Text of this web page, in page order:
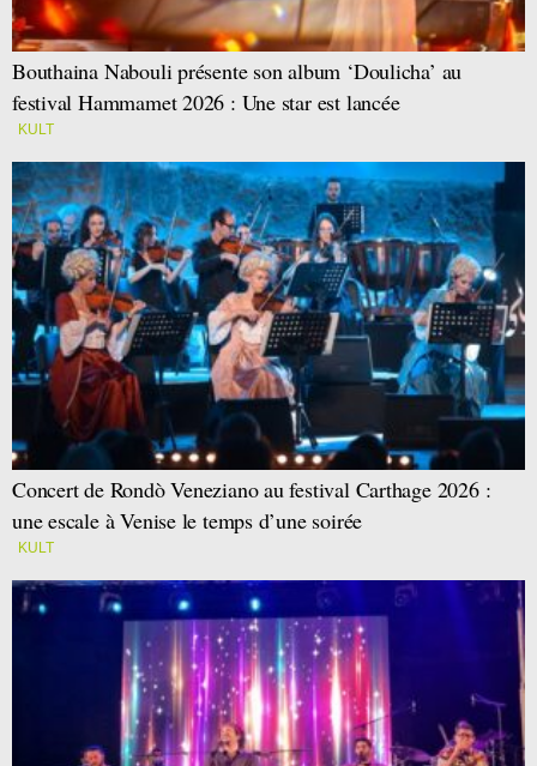
Bouthaina Nabouli présente son album ‘Doulicha’ au
festival Hammamet 2026 : Une star est lancée
KULT
Concert de Rondò Veneziano au festival Carthage 2026 :
une escale à Venise le temps d’une soirée
KULT